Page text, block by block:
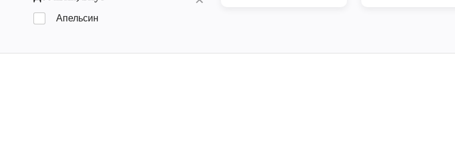
Апельсин